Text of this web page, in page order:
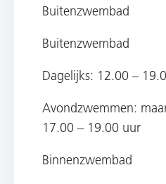
Buitenzwembad
Buitenzwembad
Dagelijks: 12.00 –
Avondzwemmen:
17.00 – 19.00 uur
Binnenzwembad